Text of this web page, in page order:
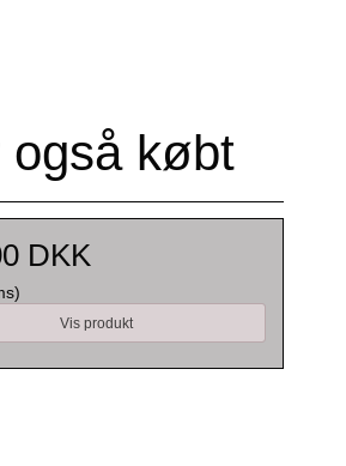
også købt
DKK
Vis produkt